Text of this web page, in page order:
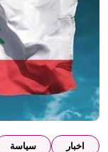
اخبار سياسة